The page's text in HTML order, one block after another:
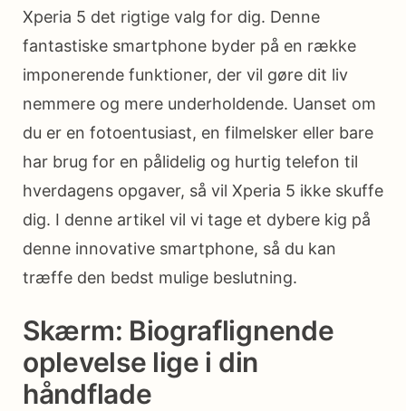
Xperia 5 det rigtige valg for dig. Denne
fantastiske smartphone byder på en række
imponerende funktioner, der vil gøre dit liv
nemmere og mere underholdende. Uanset om
du er en fotoentusiast, en filmelsker eller bare
har brug for en pålidelig og hurtig telefon til
hverdagens opgaver, så vil Xperia 5 ikke skuffe
dig. I denne artikel vil vi tage et dybere kig på
denne innovative smartphone, så du kan
træffe den bedst mulige beslutning.
Skærm: Biograflignende
oplevelse lige i din
håndflade